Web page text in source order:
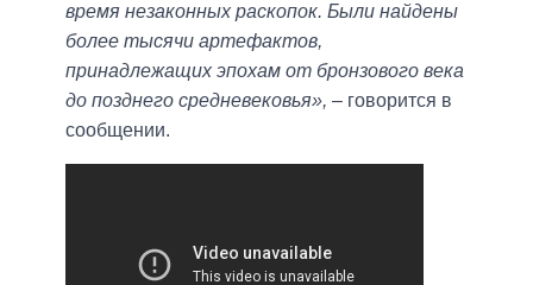
время незаконных раскопок. Были найдены
более тысячи артефактов,
принадлежащих эпохам от бронзового века
до позднего средневековья», – говорится в
сообщении.